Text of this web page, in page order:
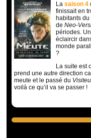
La saison 4
finissait en
habitants
de Neo-
périodes.
éclaircir
monde
?
La suite est
prend une autre direction
meute et le passé du
voilà ce qu’il va se passer !